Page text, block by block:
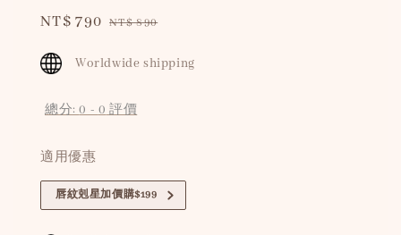
Sale
NT$ 790 Regular
NT$ 890
Worldwide shipping
總分:0 - 0 評價
適用優惠
唇紋剋星加價購$199